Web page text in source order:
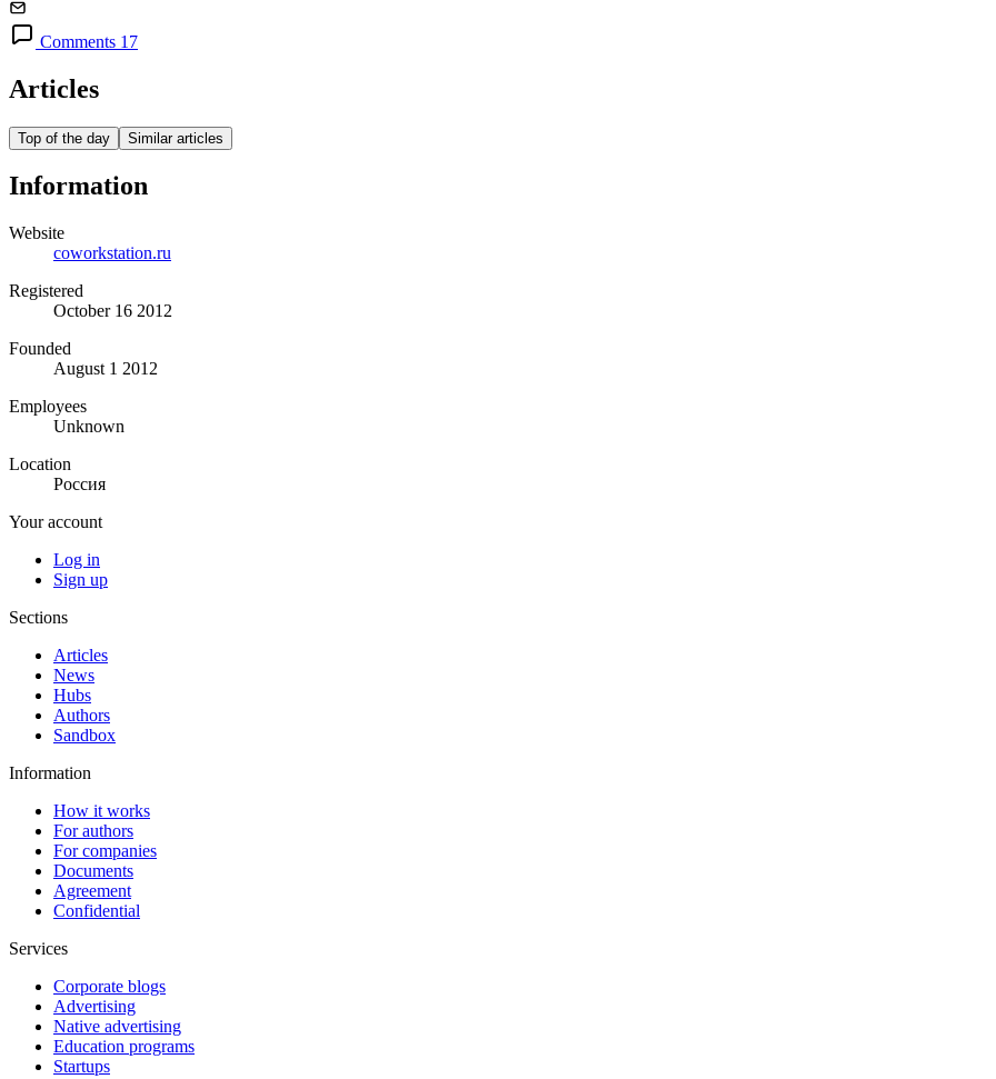
Comments 17
Articles
Top of the day Similar articles
Information
Website
coworkstation.ru
Registered
October 16 2012
Founded
August 1 2012
Employees
Unknown
Location
Россия
Your account
Log in
Sign up
Sections
Articles
News
Hubs
Authors
Sandbox
Information
How it works
For authors
For companies
Documents
Agreement
Confidential
Services
Corporate blogs
Advertising
Native advertising
Education programs
Startups